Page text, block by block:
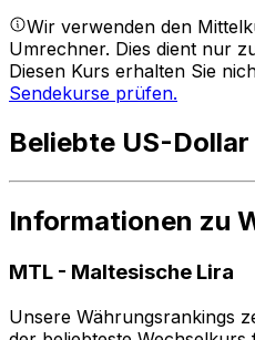
Wir verwenden den
Umrechner. Dies dient nur
Diesen Kurs erhalten Sie
Sendekurse prüfen.
Beliebte US-Dollar
Informationen zu
MTL - Maltesische Lira
Unsere Währungsrankings